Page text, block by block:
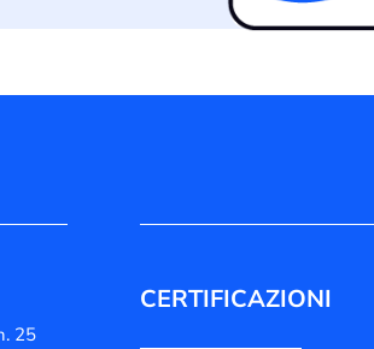
25
CERTIFICAZIONI